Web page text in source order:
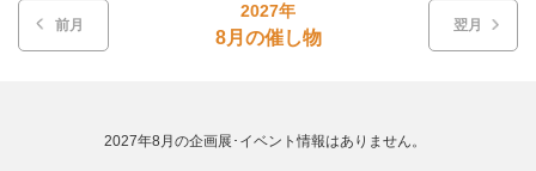
翌月
前月
2027年
8月の催し物
2027年8月の企画展･イベント情報はありません。